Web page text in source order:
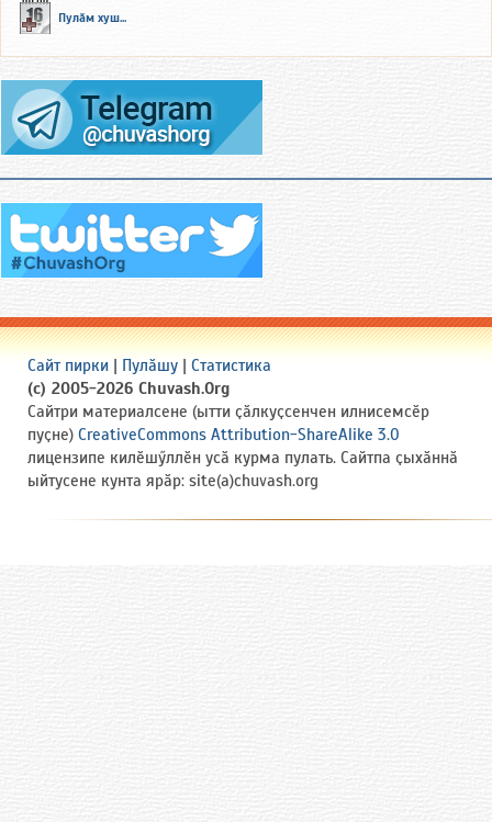
Пулӑм хуш...
Сайт пирки | Пулӑшу | Статистика
(c) 2005-2026 Chuvash.Org
Сайтри материалсене (ытти ҫӑлкуҫсенчен илнисемсӗр
пуҫне) CreativeCommons Attribution-ShareAlike 3.0
лицензипе килӗшӳллӗн усӑ курма пулать. Сайтпа ҫыхӑннӑ
ыйтусене кунта ярӑр: site(a)chuvash.org